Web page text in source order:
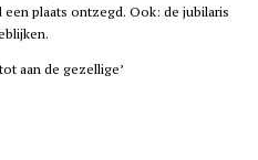
plaats ontzegd. Ook: de jubilaris
aan de gezellige’